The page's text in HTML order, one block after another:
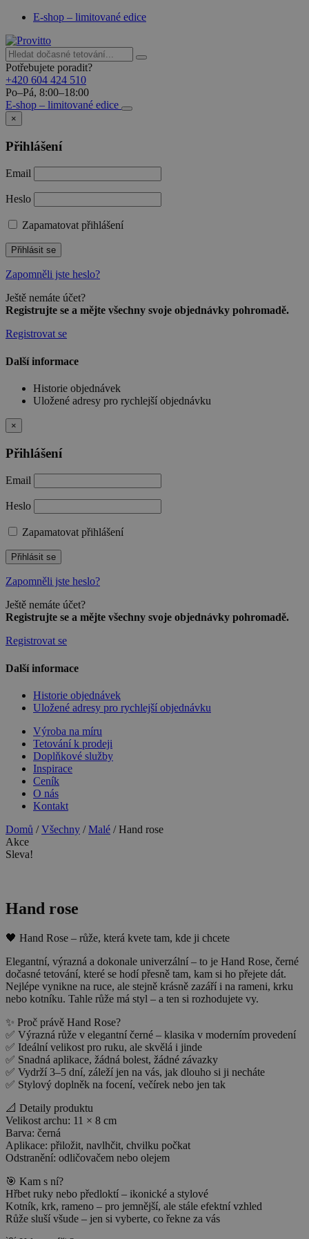
E-shop – limitované edice
Potřebujete poradit?
+420 604 424 510
Po–Pá, 8:00–18:00
E-shop – limitované edice
×
Přihlášení
Email
Heslo
Zapamatovat přihlášení
Přihlásit se
Zapomněli jste heslo?
Ještě nemáte účet?
Registrujte se a mějte všechny svoje objednávky pohromadě.
Registrovat se
Další informace
Historie objednávek
Uložené adresy pro rychlejší objednávku
×
Přihlášení
Email
Heslo
Zapamatovat přihlášení
Přihlásit se
Zapomněli jste heslo?
Ještě nemáte účet?
Registrujte se a mějte všechny svoje objednávky pohromadě.
Registrovat se
Další informace
Historie objednávek
Uložené adresy pro rychlejší objednávku
Výroba na míru
Tetování k prodeji
Doplňkové služby
Inspirace
Ceník
O nás
Kontakt
Domů /Všechny /Malé / Hand rose
Akce
Sleva!
Hand rose
🖤 Hand Rose – růže, která kvete tam, kde ji chcete
Elegantní, výrazná a dokonale univerzální – to je Hand Rose, černé
dočasné tetování, které se hodí přesně tam, kam si ho přejete dát.
Nejlépe vynikne na ruce, ale stejně krásně zazáří i na rameni, krku
nebo kotníku. Tahle růže má styl – a ten si rozhodujete vy.
✨ Proč právě Hand Rose?
✅ Výrazná růže v elegantní černé – klasika v moderním provedení
✅ Ideální velikost pro ruku, ale skvělá i jinde
✅ Snadná aplikace, žádná bolest, žádné závazky
✅ Vydrží 3–5 dní, záleží jen na vás, jak dlouho si ji necháte
✅ Stylový doplněk na focení, večírek nebo jen tak
📐 Detaily produktu
Velikost archu: 11 × 8 cm
Barva: černá
Aplikace: přiložit, navlhčit, chvilku počkat
Odstranění: odličovačem nebo olejem
🎯 Kam s ní?
Hřbet ruky nebo předloktí – ikonické a stylové
Kotník, krk, rameno – pro jemnější, ale stále efektní vzhled
Růže sluší všude – jen si vyberte, co řekne za vás